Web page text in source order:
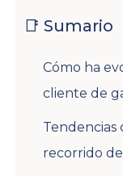
📑 Sumario
Cómo ha
cliente de
Tendencias
recorrido